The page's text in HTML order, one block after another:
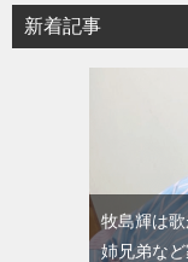
新着記事
牧島輝は
姉兄弟な